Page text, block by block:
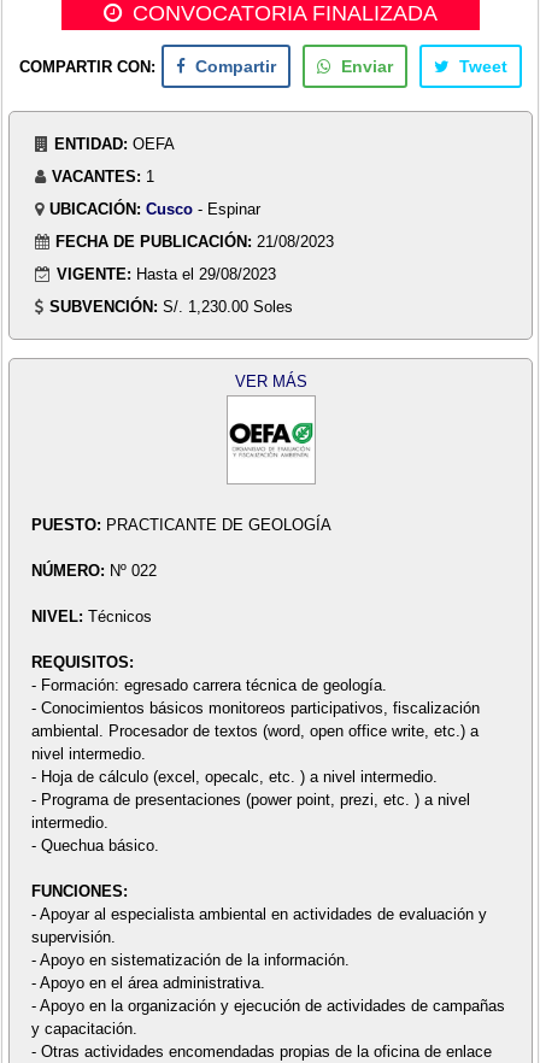
CONVOCATORIA FINALIZADA
COMPARTIR CON: Compartir Enviar Tweet
ENTIDAD: OEFA
VACANTES: 1
UBICACIÓN: Cusco - Espinar
FECHA DE PUBLICACIÓN: 21/08/2023
VIGENTE: Hasta el 29/08/2023
SUBVENCIÓN: S/. 1,230.00 Soles
VER MÁS
PUESTO: PRACTICANTE DE GEOLOGÍA
NÚMERO: Nº 022
NIVEL: Técnicos
REQUISITOS:
- Formación: egresado carrera técnica de geología.
- Conocimientos básicos monitoreos participativos, fiscalización
ambiental. Procesador de textos (word, open office write, etc.) a
nivel intermedio.
- Hoja de cálculo (excel, opecalc, etc. ) a nivel intermedio.
- Programa de presentaciones (power point, prezi, etc. ) a nivel
intermedio.
- Quechua básico.
FUNCIONES:
- Apoyar al especialista ambiental en actividades de evaluación y
supervisión.
- Apoyo en sistematización de la información.
- Apoyo en el área administrativa.
- Apoyo en la organización y ejecución de actividades de campañas
y capacitación.
- Otras actividades encomendadas propias de la oficina de enlace